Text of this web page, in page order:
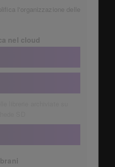
l'organizzazione delle
nel cloud